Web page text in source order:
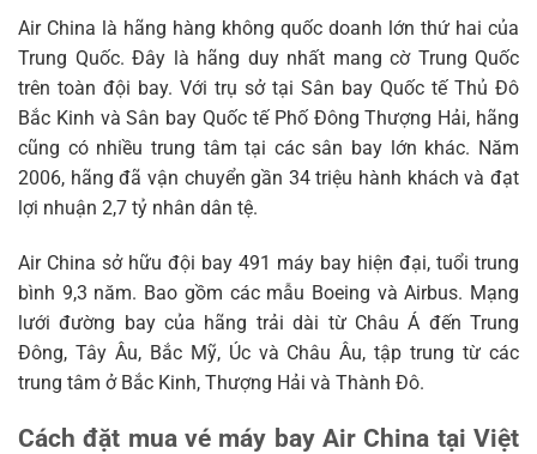
Air China là hãng hàng không quốc doanh lớn thứ hai của
Trung Quốc. Đây là hãng duy nhất mang cờ Trung Quốc
trên toàn đội bay. Với trụ sở tại Sân bay Quốc tế Thủ Đô
Bắc Kinh và Sân bay Quốc tế Phố Đông Thượng Hải, hãng
cũng có nhiều trung tâm tại các sân bay lớn khác. Năm
2006, hãng đã vận chuyển gần 34 triệu hành khách và đạt
lợi nhuận 2,7 tỷ nhân dân tệ.
Air China sở hữu đội bay 491 máy bay hiện đại, tuổi trung
bình 9,3 năm. Bao gồm các mẫu Boeing và Airbus. Mạng
lưới đường bay của hãng trải dài từ Châu Á đến Trung
Đông, Tây Âu, Bắc Mỹ, Úc và Châu Âu, tập trung từ các
trung tâm ở Bắc Kinh, Thượng Hải và Thành Đô.
Cách đặt mua vé máy bay Air China tại Việt